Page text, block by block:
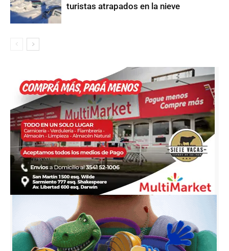
turistas atrapados en la nieve